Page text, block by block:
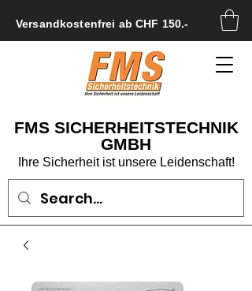
FMS SICHERHEITSTECHNIK
GMBH
Ihre Sicherheit ist unsere Leidenschaft!
Versandkostenfrei ab CHF 150.-